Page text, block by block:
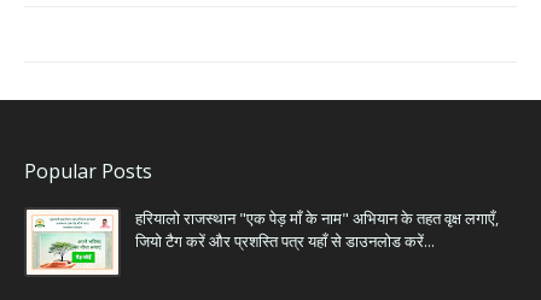
Popular Posts
हरियालो राजस्थान "एक पेड़ माँ के नाम" अभियान के तहत वृक्ष लगाएँ,
जियो टैग करें और प्रशस्ति पत्र यहाँ से डाउनलोड करें...